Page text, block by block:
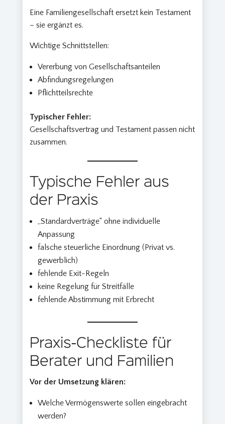
Eine Familiengesellschaft ersetzt kein Testament
– sie ergänzt es.
Wichtige Schnittstellen:
Vererbung von Gesellschaftsanteilen
Abfindungsregelungen
Pflichtteilsrechte
Typischer Fehler:
Gesellschaftsvertrag und Testament passen nicht
zusammen.
Typische Fehler aus
der Praxis
„Standardverträge“ ohne individuelle
Anpassung
falsche steuerliche Einordnung (Privat vs.
gewerblich)
fehlende Exit-Regeln
keine Regelung für Streitfälle
fehlende Abstimmung mit Erbrecht
Praxis-Checkliste für
Berater und Familien
Vor der Umsetzung klären:
Welche Vermögenswerte sollen eingebracht
werden?